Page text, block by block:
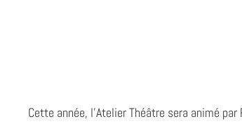
Cette année, l’Atelier Théâtre sera animé